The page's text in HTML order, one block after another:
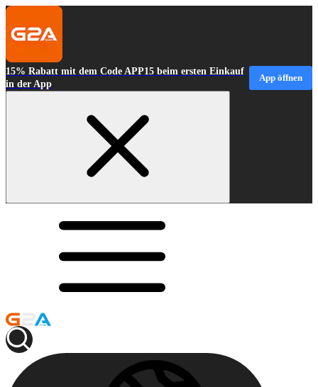
15% Rabatt mit dem Code APP15 beim ersten Einkauf
in der App
App öffnen